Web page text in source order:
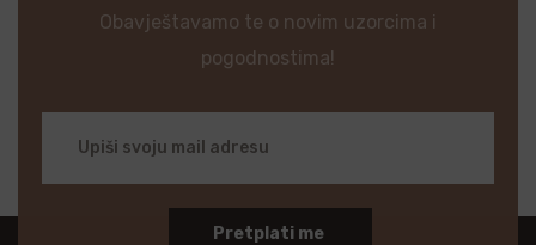
Obavještavamo te o novim uzorcima i
pogodnostima!
Pretplati me